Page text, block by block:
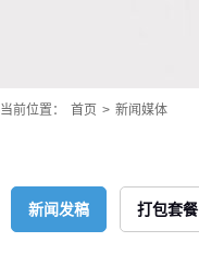
当前位置： 首页 > 新闻媒体
新闻发稿 打包套餐